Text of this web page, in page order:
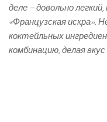
деле – довольно
«Французская искра».
коктейльных
комбинацию, делая